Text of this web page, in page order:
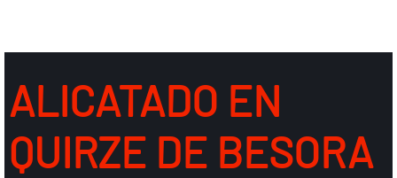
ALICATADO EN
QUIRZE DE BESORA